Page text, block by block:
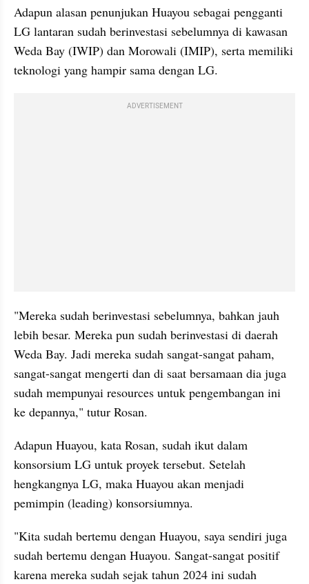
Adapun alasan penunjukan Huayou sebagai pengganti
LG lantaran sudah berinvestasi sebelumnya di kawasan
Weda Bay (IWIP) dan Morowali (IMIP), serta memiliki
teknologi yang hampir sama dengan LG.
ADVERTISEMENT
"Mereka sudah berinvestasi sebelumnya, bahkan jauh
lebih besar. Mereka pun sudah berinvestasi di daerah
Weda Bay. Jadi mereka sudah sangat-sangat paham,
sangat-sangat mengerti dan di saat bersamaan dia juga
sudah mempunyai resources untuk pengembangan ini
ke depannya," tutur Rosan.
Adapun Huayou, kata Rosan, sudah ikut dalam
konsorsium LG untuk proyek tersebut. Setelah
hengkangnya LG, maka Huayou akan menjadi
pemimpin (leading) konsorsiumnya.
"Kita sudah bertemu dengan Huayou, saya sendiri juga
sudah bertemu dengan Huayou. Sangat-sangat positif
karena mereka sudah sejak tahun 2024 ini sudah